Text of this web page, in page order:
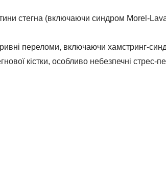
стегна (включаючи синдром Morel-
переломи, включаючи хамстринг-
кістки, особливо небезпечні стрес-